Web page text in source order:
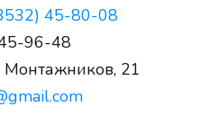
45-80-08
96-48
Монтажников, 21